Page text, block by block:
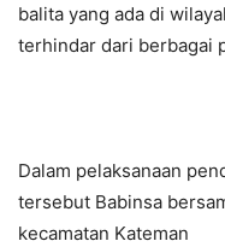
balita yang ada di
terhindar dari berbagai
Dalam pelaksanaan
tersebut Babinsa
kecamatan Kateman